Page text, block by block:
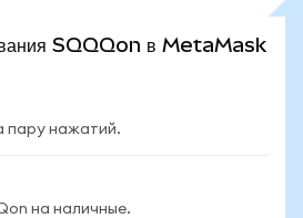
SQQQon в MetaMask
пару нажатий.
на наличные.